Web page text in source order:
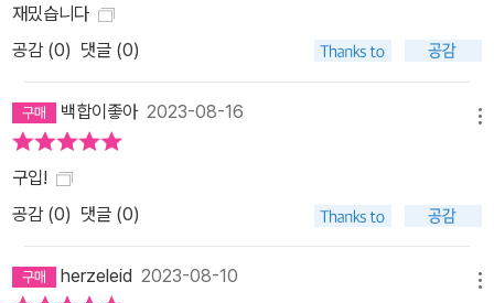
재밌습니다
공감 (0) 댓글 (0)
백합이좋아2023-08-16
구입!
공감 (0) 댓글 (0)
herzeleid 2023-08-10